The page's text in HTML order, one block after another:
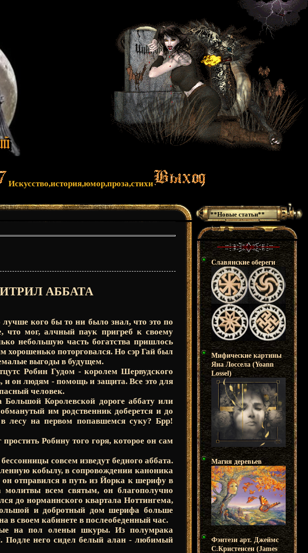
Искусство,история,юмор,проза,стихи
АББАТА
кого бы то ни было знал, что это по
что мог, алчный паук пригреб к своему
небольшую часть богатства пришлось
хорошенько поторговался. Но сэр Гай был
выгоды в будущем.
Робин Гудом - королем Шервудского
и он людям - помощь и защита. Все это для
человек.
Большой Королевской дороге аббату или
им родственник доберется и до
лесу на первом попавшемся суку? Брр!
Робину того горя, которое он сам
совсем изведут бедного аббата.
кобылу, в сопровождении каноника
отправился в путь из Йорка к шерифу в
молитвы всем святым, он благополучно
до норманнского квартала Ноттингема,
и добротный дом шерифа больше
в своем кабинете в послеобеденный час.
на пол оленьи шкуры. Из полумрака
Подле него сидел белый алан - любимый
**Новые статьи**
Славянские обереги
Мифические картины
Яна Лоссела (Yoann
Lossel)
Магия деревьев
Фэнтези арт. Джеймс
С.Кристенсен (James